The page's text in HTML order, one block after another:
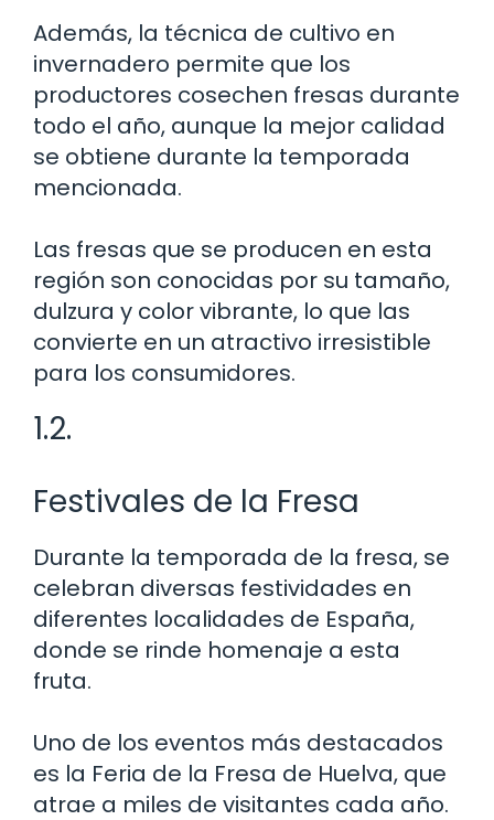
Además, la técnica de cultivo en
invernadero permite que los
productores cosechen fresas durante
todo el año, aunque la mejor calidad
se obtiene durante la temporada
mencionada.
Las fresas que se producen en esta
región son conocidas por su tamaño,
dulzura y color vibrante, lo que las
convierte en un atractivo irresistible
para los consumidores.
1.2.
Festivales de la Fresa
Durante la temporada de la fresa, se
celebran diversas festividades en
diferentes localidades de España,
donde se rinde homenaje a esta
fruta.
Uno de los eventos más destacados
es la Feria de la Fresa de Huelva, que
atrae a miles de visitantes cada año.